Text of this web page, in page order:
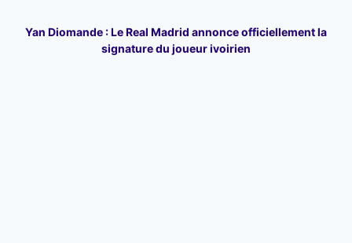
Yan Diomande : Le Real Madrid annonce officiellement la
signature du joueur ivoirien